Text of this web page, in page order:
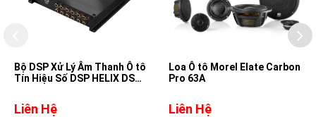
Bộ DSP Xử Lý Âm Thanh Ô tô
Tín Hiệu Số DSP HELIX DSP
Liên Hệ
Loa Ô tô Morel Elate Carbon
Pro 63A
Liên Hệ